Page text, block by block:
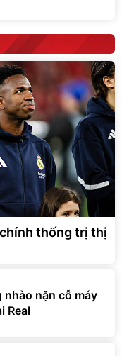
thống trị thị
nặn cỗ máy
Real